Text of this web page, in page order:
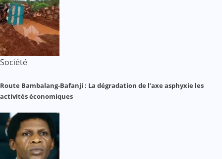
Société
Route Bambalang-Bafanji : La dégradation de l’axe asphyxie les
activités économiques